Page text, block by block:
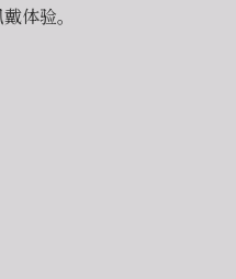
体验。